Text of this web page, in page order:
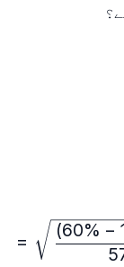
−
60%
)
=